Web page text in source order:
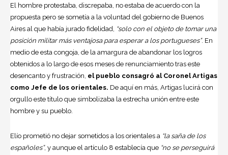
El hombre protestaba, discrepaba, no estaba de acuerdo con la
propuesta pero se sometía a la voluntad del gobierno de Buenos
Aires al que había jurado fidelidad, “solo con el objeto de tomar una
posición militar más ventajosa para esperar a los portugueses”. En
medio de esta congoja, de la amargura de abandonar los logros
obtenidos a lo largo de esos meses de renunciamiento tras este
desencanto y frustración, el pueblo consagró al CoronelArtigas
como Jefe de los orientales. De aquí en más, Artigas lucirá con
orgullo este título que simbolizaba la estrecha unión entre este
hombre y su pueblo.
Elío prometió no dejar sometidos a los orientales a “la saña de los
españoles”, y aunque el artículo 8 establecía que “no se perseguirá